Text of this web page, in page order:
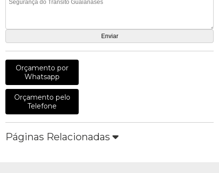
Orçamento por
Whatsapp
Orçamento pelo
Telefone
Páginas Relacionadas